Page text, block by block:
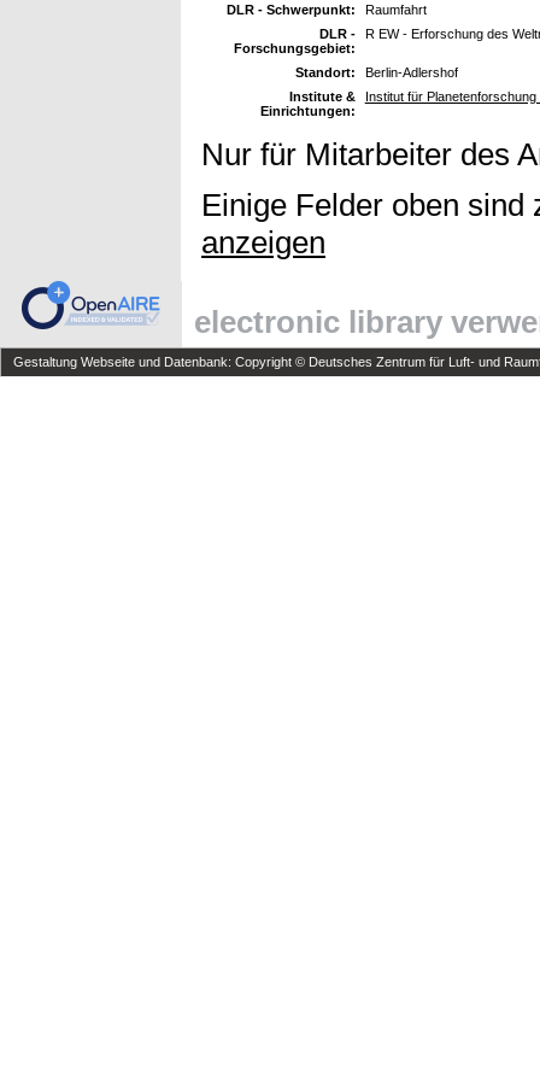
DLR - Schwerpunkt:
Raumfahrt
DLR -
Forschungsgebiet:
R EW - Erforschung des
Standort:
Berlin-Adlershof
Institute &
Einrichtungen:
Institut für Planetenforschung
Nur für Mitarbeiter des
Einige Felder oben
anzeigen
electronic library
Gestaltung Webseite und Datenbank: Copyright © Deutsches Zentrum für Luft- und